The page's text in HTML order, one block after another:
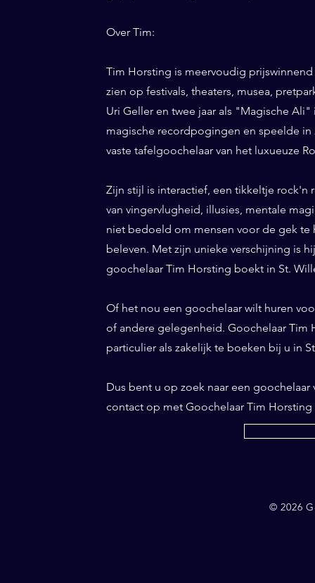
Over Tim:
Tim Horsting is meervoudig
zien op festivals, theaters, musea,
Uri Geller en twee jaar als "Magische
magische recordpogingen en speelde in
vaste tafelgoochelaar van het luxueuze
Zijn stijl is interactief, een tikkeltje rock'n
van vingervlugheid, illusies, mentale
niet bedoeld om mensen voor de gek te
beleven. Met zijn unieke verschijning is
goochelaar Tim Horsting boekt in St.
Of het nou een goochelaar wilt huren
of andere gelegenheid. Goochelaar Tim
particulier als zakelijk te boeken bij u in
Dus bent u op zoek naar een
contact op met Goochelaar Tim Horsting
© 2026